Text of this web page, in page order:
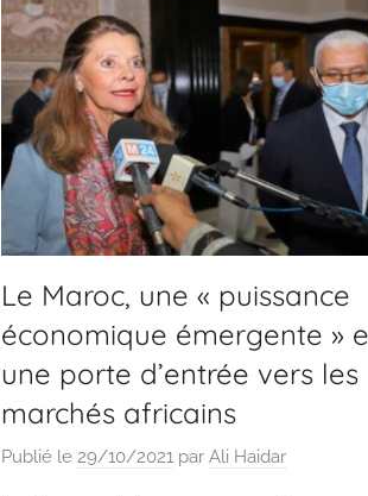
Le Maroc, une « puissance
économique émergente »
une porte d’entrée vers les
marchés africains
Publié le29/10/2021 parAli Haidar